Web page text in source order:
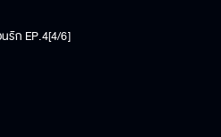
รัก EP.4[4/6]